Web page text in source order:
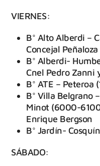
VIERNES:
B° Alto Alberdi –
Concejal
B° Alberdi-
Cnel Pedro Zanni
B° ATE – Peteroa
B° Villa Belgrano
Minot (6000-
Enrique Bergson
B° Jardín-
SÁBADO: